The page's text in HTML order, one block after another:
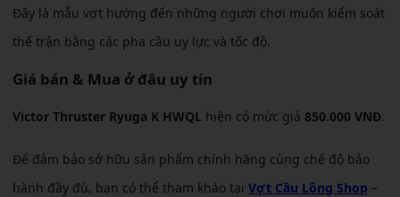
Đây là mẫu vợt hướng đến những người chơi muốn kiểm soát
thế trận bằng các pha cầu uy lực và tốc độ.
Giá bán & Mua ở đâu uy tín
Victor Thruster Ryuga K HWQL hiện có mức giá 850.000 VNĐ.
Để đảm bảo sở hữu sản phẩm chính hãng cùng chế độ bảo
hành đầy đủ, bạn có thể tham khảo tại Vợt Cầu Lông Shop –